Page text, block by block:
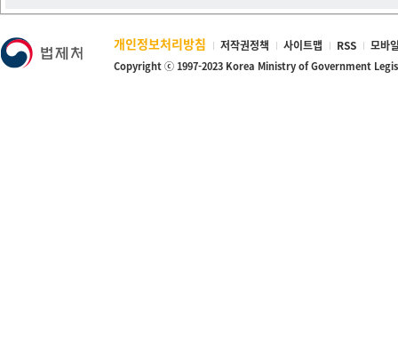
개인정보처리방침 저작권정책 사이트맵 RSS 모바
Copyright ⓒ 1997-2023 Korea Ministry of Government